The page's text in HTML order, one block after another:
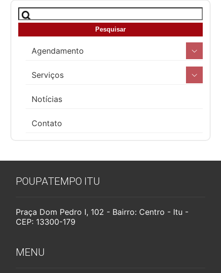
Agendamento
Serviços
Notícias
Contato
POUPATEMPO ITU
Praça Dom Pedro I, 102 - Bairro: Centro - Itu -
CEP: 13300-179
MENU